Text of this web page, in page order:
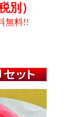
別）
無料!!